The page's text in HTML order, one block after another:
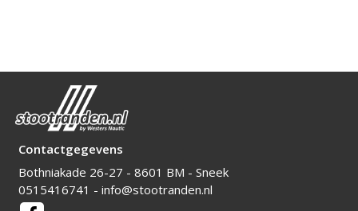
Contactgegevens
Bothniakade 26-27 - 8601 BM - Sneek
0515416741 - info@stootranden.nl